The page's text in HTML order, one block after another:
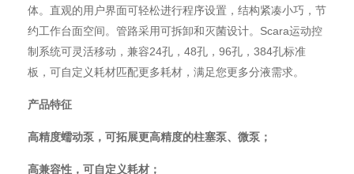
体。直观的用户界面可轻松进行程序设置，结构紧凑小巧，节
约工作台面空间。管路采用可拆卸和灭菌设计。Scara运动控
制系统可灵活移动，兼容24孔，48孔，96孔，384孔标准
板，可自定义耗材匹配更多耗材，满足您更多分液需求。
产品特征
高精度蠕动泵，可拓展更高精度的柱塞泵、微泵；
高兼容性，可自定义耗材；